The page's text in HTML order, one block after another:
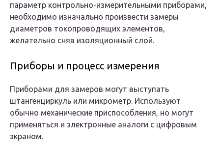
параметр контрольно-измерительными приборами,
необходимо изначально произвести замеры
диаметров токопроводящих элементов,
желательно сняв изоляционный слой.
Приборы и процесс измерения
Приборами для замеров могут выступать
штангенциркуль или микрометр. Используют
обычно механические приспособления, но могут
применяться и электронные аналоги с цифровым
экраном.